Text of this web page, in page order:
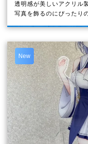
透明感が美しいアクリル
写真を飾るのにぴったり
New